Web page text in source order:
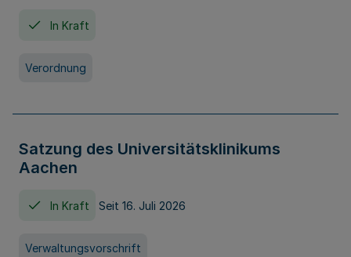
In Kraft
Verordnung
Satzung des Universitätsklinikums
Aachen
In Kraft Seit 16. Juli 2026
Verwaltungsvorschrift